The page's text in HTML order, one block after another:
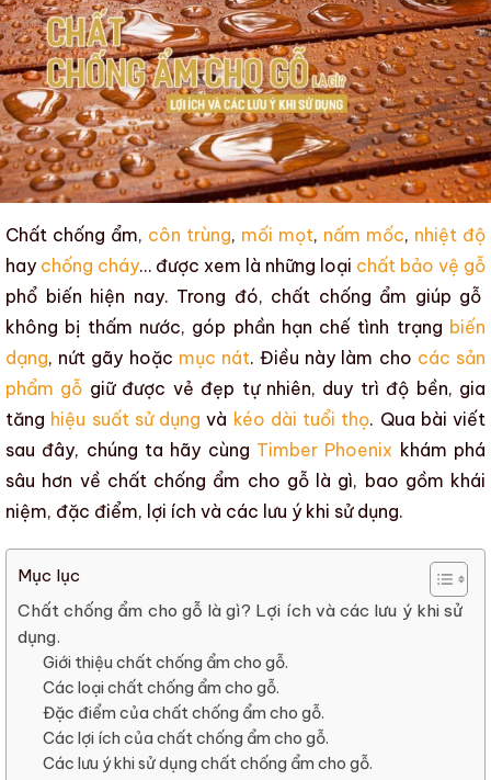
Chất chống ẩm, côn trùng, mối mọt, nấm mốc, nhiệt độ
hay chống cháy… được xem là những loại chất bảo vệ gỗ
phổ biến hiện nay. Trong đó, chất chống ẩm giúp gỗ
không bị thấm nước, góp phần hạn chế tình trạng biến
dạng, nứt gãy hoặc mục nát. Điều này làm cho các sản
phẩm gỗ giữ được vẻ đẹp tự nhiên, duy trì độ bền, gia
tăng hiệu suất sử dụng và kéo dài tuổi thọ. Qua bài viết
sau đây, chúng ta hãy cùng Timber Phoenix khám phá
sâu hơn về chất chống ẩm cho gỗ là gì, bao gồm khái
niệm, đặc điểm, lợi ích và các lưu ý khi sử dụng.
Mục lục
Chất chống ẩm cho gỗ là gì? Lợi ích và các lưu ý khi sử
dụng.
Giới thiệu chất chống ẩm cho gỗ.
Các loại chất chống ẩm cho gỗ.
Đặc điểm của chất chống ẩm cho gỗ.
Các lợi ích của chất chống ẩm cho gỗ.
Các lưu ý khi sử dụng chất chống ẩm cho gỗ.